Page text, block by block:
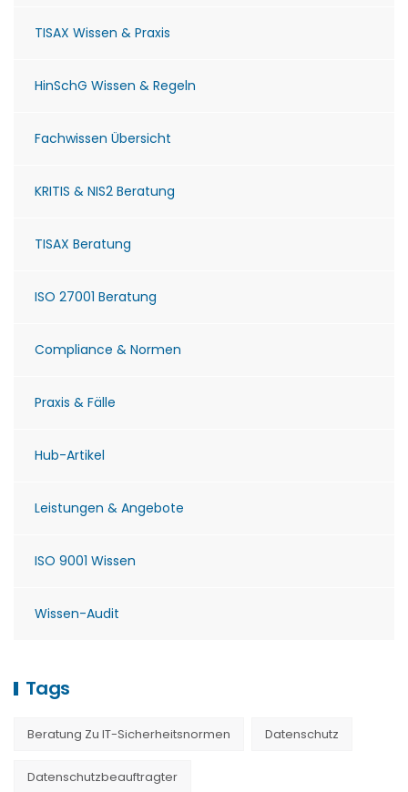
TISAX Wissen & Praxis
HinSchG Wissen & Regeln
Fachwissen Übersicht
KRITIS & NIS2 Beratung
TISAX Beratung
ISO 27001 Beratung
Compliance & Normen
Praxis & Fälle
Hub-Artikel
Leistungen & Angebote
ISO 9001 Wissen
Wissen-Audit
Tags
Beratung Zu IT-Sicherheitsnormen Datenschutz
Datenschutzbeauftragter